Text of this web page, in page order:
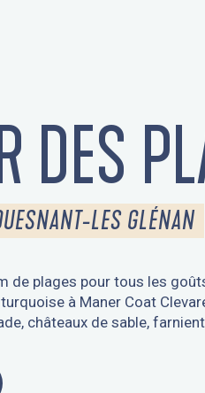
DES
LES GLÉNAN
de plages pour tous les
à Maner Coat
châteaux de sable,